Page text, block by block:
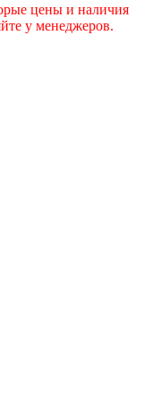
цены и наличия
у менеджеров.